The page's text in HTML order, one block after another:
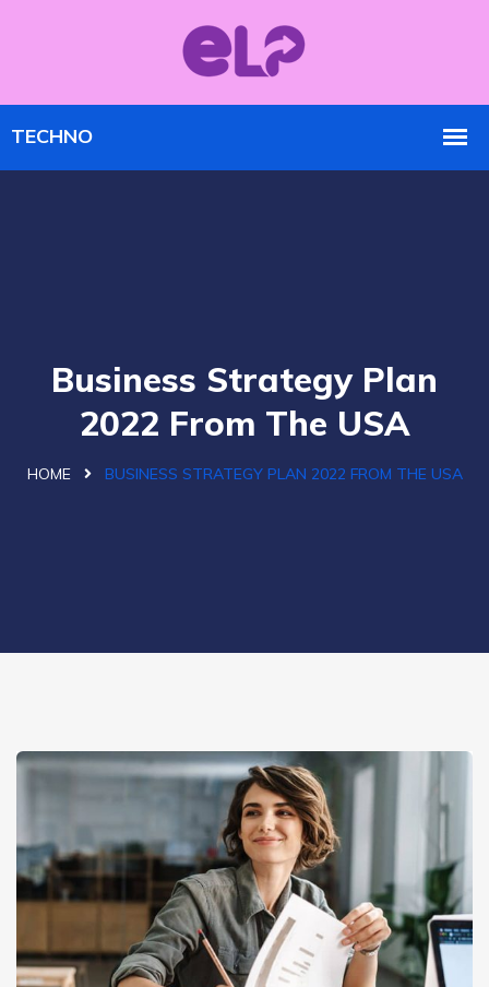
Business Strategy Plan
2022 From The USA
HOME BUSINESS STRATEGY PLAN 2022 FROM THE USA